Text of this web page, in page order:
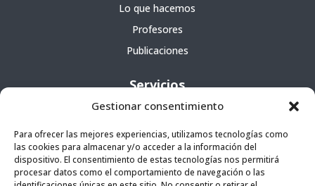
Gestionar consentimiento
Para ofrecer las mejores experiencias, utilizamos tecnologías como
las cookies para almacenar y/o acceder a la información del
dispositivo. El consentimiento de estas tecnologías nos permitirá
procesar datos como el comportamiento de navegación o las
Lo que hacemos
Profesores
Publicaciones
Servicios
Cursos
Escuela portátil
Agencia literaria